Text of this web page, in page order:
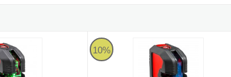
- Nivel láser con líneas verdes
10%
Nivel láser de rayo Leica Lino L2P5-1